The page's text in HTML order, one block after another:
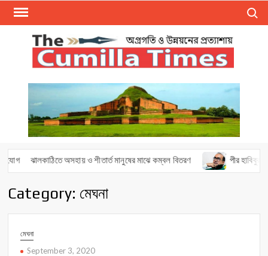
Skip
Times
ঝালকাঠিতে অসহায় ও শীতার্ত মানুষের মাঝে কম্বল বিতরণ পীর হাবিবুর
Category: মেঘনা
মেঘনা
September 3, 2020